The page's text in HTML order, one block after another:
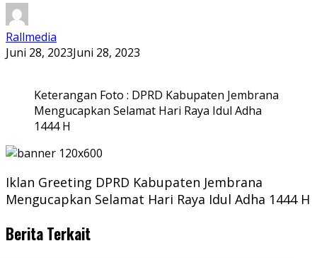
Rallmedia
Juni 28, 2023Juni 28, 2023
Keterangan Foto : DPRD Kabupaten Jembrana
Mengucapkan Selamat Hari Raya Idul Adha
1444 H
Iklan Greeting DPRD Kabupaten Jembrana
Mengucapkan Selamat Hari Raya Idul Adha 1444 H
Berita Terkait